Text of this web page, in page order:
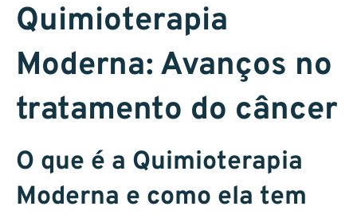
Quimioterapia
Moderna: Avanços no
tratamento do câncer
O que é a Quimioterapia
Moderna e como ela tem